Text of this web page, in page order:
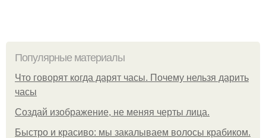
Популярные материалы
Что говорят когда дарят часы. Почему нельзя дарить
часы
Создай изображение, не меняя черты лица.
Быстро и красиво: мы закалываем волосы крабиком.